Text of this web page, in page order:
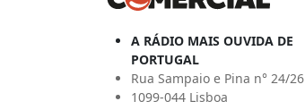
A RÁDIO MAIS OUVIDA DE
PORTUGAL
Rua Sampaio e Pina n° 24/26
1099-044 Lisboa